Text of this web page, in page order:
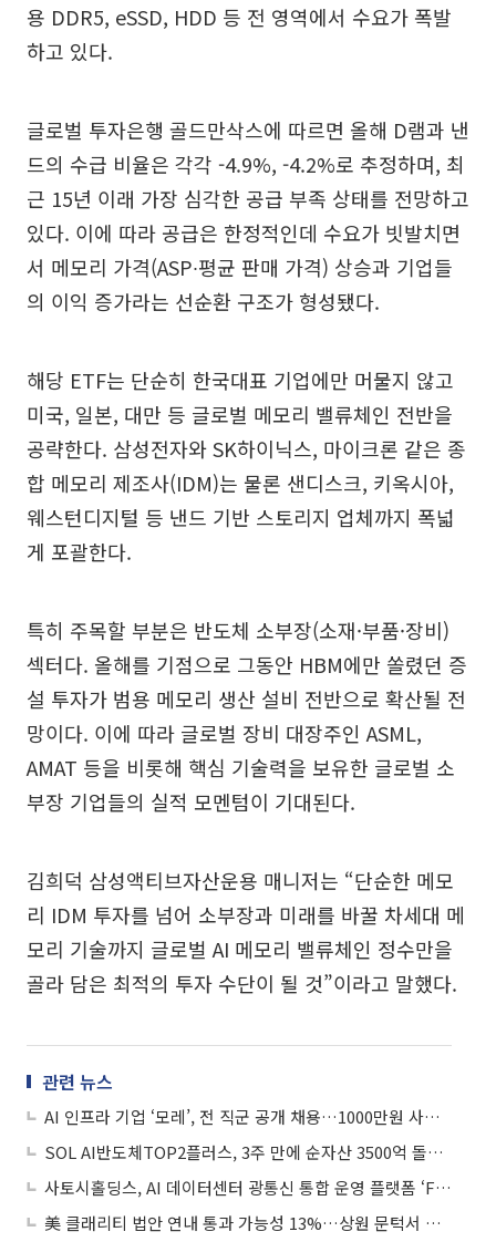
용 DDR5, eSSD, HDD 등 전 영역에서 수요가 폭발
하고 있다.
글로벌 투자은행 골드만삭스에 따르면 올해 D램과 낸
드의 수급 비율은 각각 -4.9%, -4.2%로 추정하며, 최
근 15년 이래 가장 심각한 공급 부족 상태를 전망하고
있다. 이에 따라 공급은 한정적인데 수요가 빗발치면
서 메모리 가격(ASP∙평균 판매 가격) 상승과 기업들
의 이익 증가라는 선순환 구조가 형성됐다.
해당 ETF는 단순히 한국대표 기업에만 머물지 않고
미국, 일본, 대만 등 글로벌 메모리 밸류체인 전반을
공략한다. 삼성전자와 SK하이닉스, 마이크론 같은 종
합 메모리 제조사(IDM)는 물론 샌디스크, 키옥시아,
웨스턴디지털 등 낸드 기반 스토리지 업체까지 폭넓
게 포괄한다.
특히 주목할 부분은 반도체 소부장(소재·부품·장비)
섹터다. 올해를 기점으로 그동안 HBM에만 쏠렸던 증
설 투자가 범용 메모리 생산 설비 전반으로 확산될 전
망이다. 이에 따라 글로벌 장비 대장주인 ASML,
AMAT 등을 비롯해 핵심 기술력을 보유한 글로벌 소
부장 기업들의 실적 모멘텀이 기대된다.
김희덕 삼성액티브자산운용 매니저는 “단순한 메모
리 IDM 투자를 넘어 소부장과 미래를 바꿀 차세대 메
모리 기술까지 글로벌 AI 메모리 밸류체인 정수만을
골라 담은 최적의 투자 수단이 될 것”이라고 말했다.
관련 뉴스
AI 인프라 기업 ‘모레’, 전 직군 공개 채용…1000만원 사이닝 보너스 제시
SOL AI반도체TOP2플러스, 3주 만에 순자산 3500억 돌파…개인에 연금·기관도 담아
사토시홀딩스, AI 데이터센터 광통신 통합 운영 플랫폼 ‘FIBER’ 공개
美 클래리티 법안 연내 통과 가능성 13%…상원 문턱서 제동